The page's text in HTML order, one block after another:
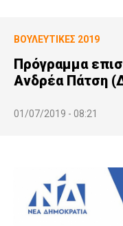
ΒΟΥΛΕΥΤΙΚΕΣ 2019
Πρόγραμμα
Ανδρέα Πάτση
01/07/2019 - 08:21